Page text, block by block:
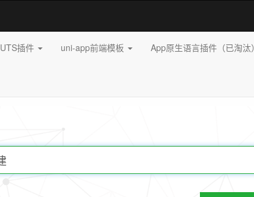
UTS插件 uni-app前端模板 App原生语言插件（已淘汰